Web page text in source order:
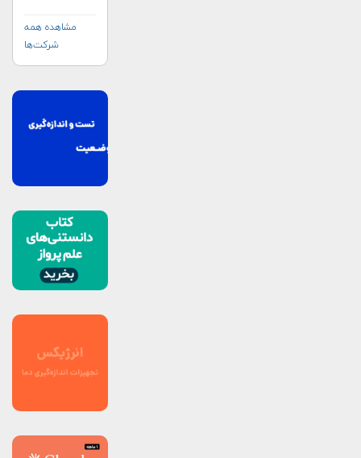
مشاهده همه
شرکت‌ها